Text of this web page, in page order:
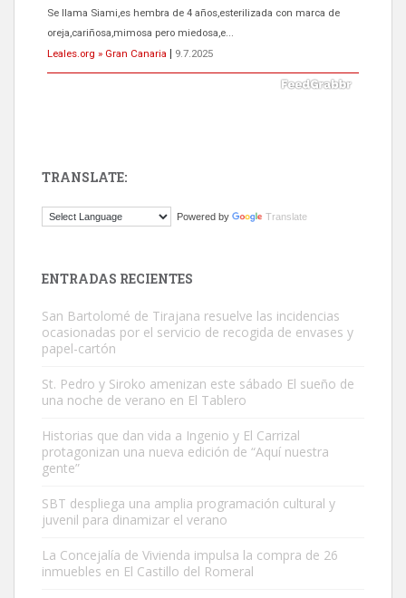
Se llama Siami,es hembra de 4 años,esterilizada con marca de
oreja,cariñosa,mimosa pero miedosa,e...
Leales.org » Gran Canaria
9.7.2025
El ayuntamiento se va a llevar a Los Gatos callejeros de la zona los
Este gato macho ha aparecido en la calle hace menos de un mes,
es muy manso y extremadamente cari...
Leales.org » Gran Canaria
TRANSLATE:
Powered by Translate
ENTRADAS RECIENTES
San Bartolomé de Tirajana resuelve las incidencias
ocasionadas por el servicio de recogida de envases y
papel-cartón
St. Pedro y Siroko amenizan este sábado El sueño de
una noche de verano en El Tablero
Historias que dan vida a Ingenio y El Carrizal
protagonizan una nueva edición de “Aquí nuestra
gente”
SBT despliega una amplia programación cultural y
juvenil para dinamizar el verano
La Concejalía de Vivienda impulsa la compra de 26
inmuebles en El Castillo del Romeral